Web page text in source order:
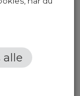
alle